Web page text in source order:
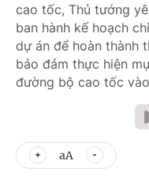
cao tốc, Thủ tướng
ban hành kế hoạch
dự án để hoàn thành
bảo đảm thực hiện
đường bộ cao tốc
aA